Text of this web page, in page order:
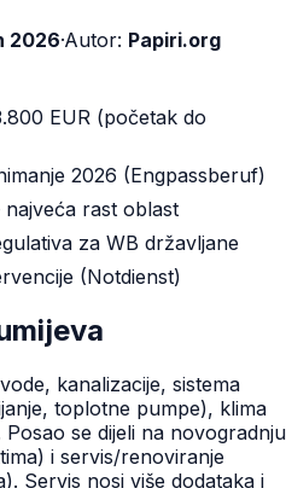
2026·Autor: Papiri.org
EUR (početak do
2026 (Engpassberuf)
rast oblast
za WB državljane
(Notdienst)
kanalizacije, sistema
toplotne pumpe), klima
se dijeli na novogradnju
i servis/renoviranje
Servis nosi više dodataka i